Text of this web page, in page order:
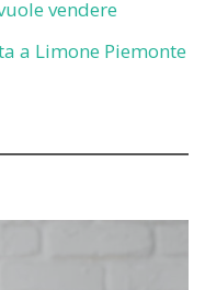
vendere
a Limone Piemonte